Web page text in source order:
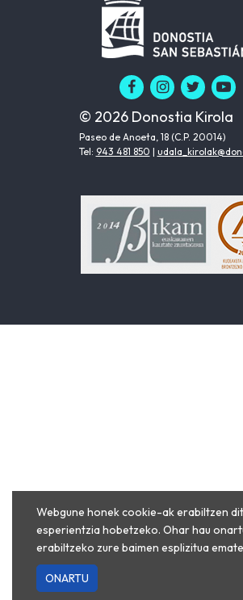
© 2026 Donostia Kirola
Paseo de Anoeta, 18 (C.P. 20014)
Tel: 943 481 850 |
Webgune honek cookie-ak erabiltzen
esperientzia hobetzeko. Ohar hau
erabiltzeko zure baimen esplizitua
ONARTU